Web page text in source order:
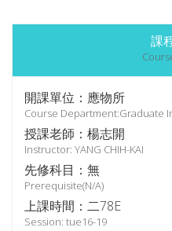
課
開課單位：應物所
Course Department:Graduate
授課老師：楊志開
Instructor: YANG CHIH-KAI
先修科目：無
Prerequisite(N/A)
上課時間：二78E
Session: tue16-19